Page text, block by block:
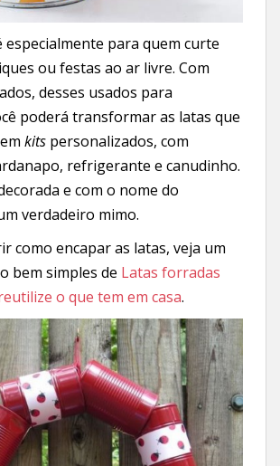
especialmente para quem curte
ou festas ao ar livre. Com
desses usados para
poderá transformar as latas que
kits personalizados, com
refrigerante e canudinho.
e com o nome do
verdadeiro mimo.
como encapar as latas, veja um
bem simples de Latas forradas
o que tem em casa.